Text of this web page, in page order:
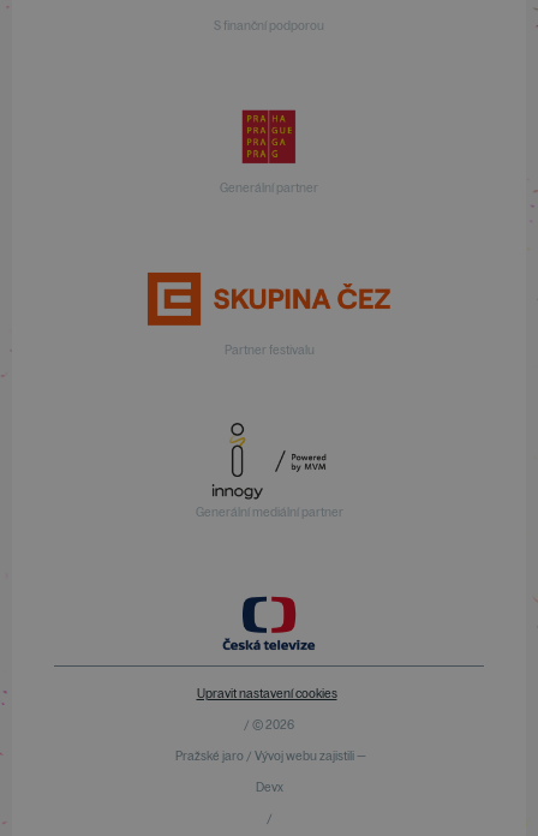
S finanční podporou
Generální partner
Partner festivalu
Generální mediální partner
Upravit nastavení cookies
/ © 2026
Pražské jaro / Vývoj webu zajistili —
Devx
/